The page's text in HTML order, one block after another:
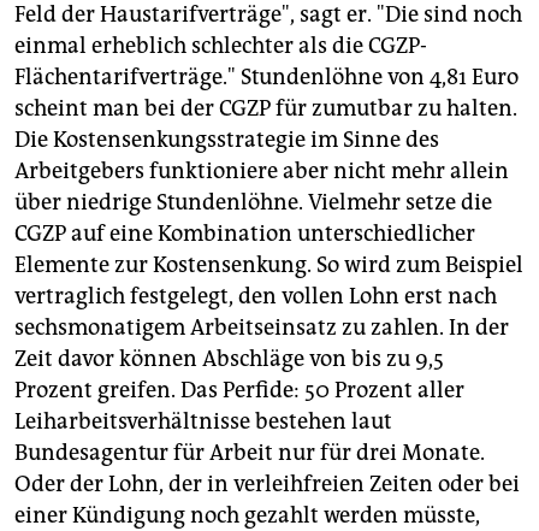
Feld der Haustarifverträge", sagt er. "Die sind noch
einmal erheblich schlechter als die CGZP-
Flächentarifverträge." Stundenlöhne von 4,81 Euro
scheint man bei der CGZP für zumutbar zu halten.
Die Kostensenkungsstrategie im Sinne des
Arbeitgebers funktioniere aber nicht mehr allein
über niedrige Stundenlöhne. Vielmehr setze die
CGZP auf eine Kombination unterschiedlicher
Elemente zur Kostensenkung. So wird zum Beispiel
vertraglich festgelegt, den vollen Lohn erst nach
sechsmonatigem Arbeitseinsatz zu zahlen. In der
Zeit davor können Abschläge von bis zu 9,5
Prozent greifen. Das Perfide: 50 Prozent aller
Leiharbeitsverhältnisse bestehen laut
Bundesagentur für Arbeit nur für drei Monate.
Oder der Lohn, der in verleihfreien Zeiten oder bei
einer Kündigung noch gezahlt werden müsste,